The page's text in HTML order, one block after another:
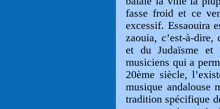
fasse froid et ce
excessif. Essaouira
zaouia, c’est-à-
et du Judaïsme
musiciens qui a
20ème siècle,
musique andalouse
tradition spécifique